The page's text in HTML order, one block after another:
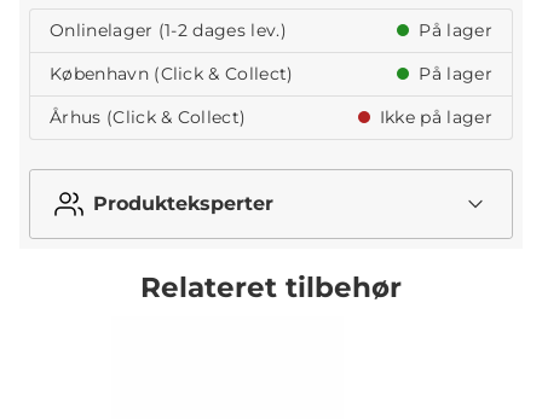
Onlinelager (1-2 dages lev.)
På lager
København (Click & Collect)
På lager
Århus (Click & Collect)
Ikke på lager
Produkteksperter
Relateret tilbehør